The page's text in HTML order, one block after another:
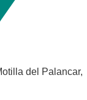
del Palancar,